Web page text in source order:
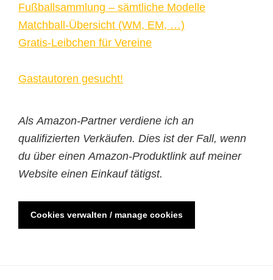
Fußballsammlung – sämtliche Modelle
Matchball-Übersicht (WM, EM, …)
Gratis-Leibchen für Vereine
Gastautoren gesucht!
Als Amazon-Partner verdiene ich an
qualifizierten Verkäufen. Dies ist der Fall, wenn
du über einen Amazon-Produktlink auf meiner
Website einen Einkauf tätigst.
Cookies verwalten / manage cookies